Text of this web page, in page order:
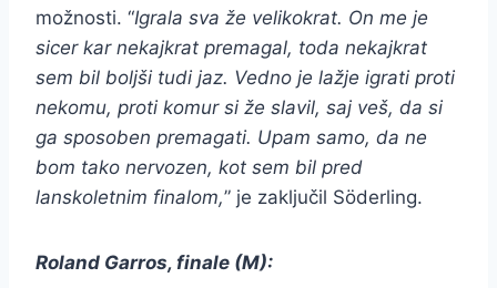
možnosti. “Igrala sva že velikokrat. On me je
sicer kar nekajkrat premagal, toda nekajkrat
sem bil boljši tudi jaz. Vedno je lažje igrati proti
nekomu, proti komur si že slavil, saj veš, da si
ga sposoben premagati. Upam samo, da ne
bom tako nervozen, kot sem bil pred
lanskoletnim finalom,” je zaključil Söderling.
Roland Garros, finale (M):